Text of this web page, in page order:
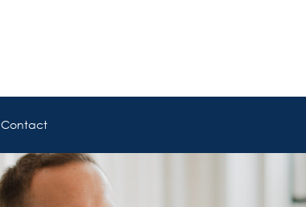
Contact